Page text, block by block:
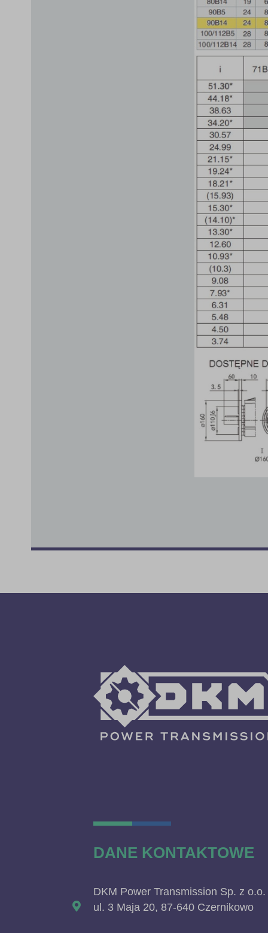
DANE KONTAKTOWE
DKM Power Transmission Sp. z o.o.
ul. 3 Maja 20, 87-640 Czernikowo